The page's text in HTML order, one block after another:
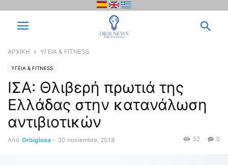
ΑΡΧΙΚΗ ΥΓΕΙΑ & FITNESS
ΥΓΕΙΑ & FITNESS
ΙΣΑ: Θλιβερή πρωτιά της
Ελλάδας στην κατανάλωση
αντιβιοτικών
Από Orbiglosa - 20 noviembre, 2018 0
52